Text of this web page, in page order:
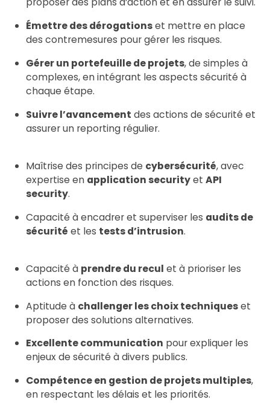
Émettre des dérogationset mettre en place
des contremesures pour gérer les risques.
Gérer un portefeuille de projets, de simples à
complexes, en intégrant les aspects sécurité à
chaque étape.
Suivre l’avancement des actions de sécurité et
assurer un reporting régulier.
Maîtrise des principes de cybersécurité, avec
expertise en application securityetAPI
security.
Capacité à encadrer et superviser les audits de
sécurité et les tests d’intrusion.
Capacité à prendre du recul et à prioriser les
actions en fonction des risques.
Aptitude à challenger les choix techniqueset
proposer des solutions alternatives.
Excellente communication pour expliquer les
enjeux de sécurité à divers publics.
Compétence en gestion de projets multiples,
en respectant les délais et les priorités.